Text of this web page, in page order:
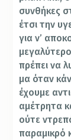
συνθήκες
έτσι την
για ν’
πρέπει να
μα όταν
έχουμε
αμέτρητα
ούτε
παραμικρό